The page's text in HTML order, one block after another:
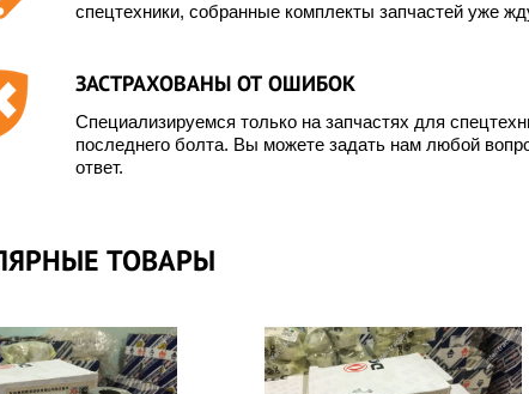
спецтехники, собранные комплекты запчастей уже
ЗАСТРАХОВАНЫ ОТ ОШИБОК
Специализируемся только на запчастях для
последнего болта. Вы можете задать нам любой
ответ.
ТОВАРЫ